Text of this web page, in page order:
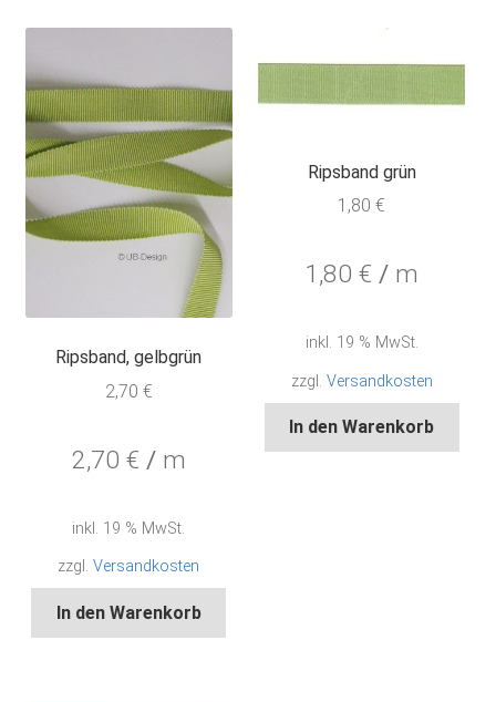
Ripsband, gelbgrün
2,70 €
2,70 € / m
inkl. 19 % MwSt.
zzgl.Versandkosten
In den Warenkorb
Ripsband grün
1,80€
1,80€ / m
inkl. 19 % MwSt.
zzgl. Versandkosten
In den Warenkorb